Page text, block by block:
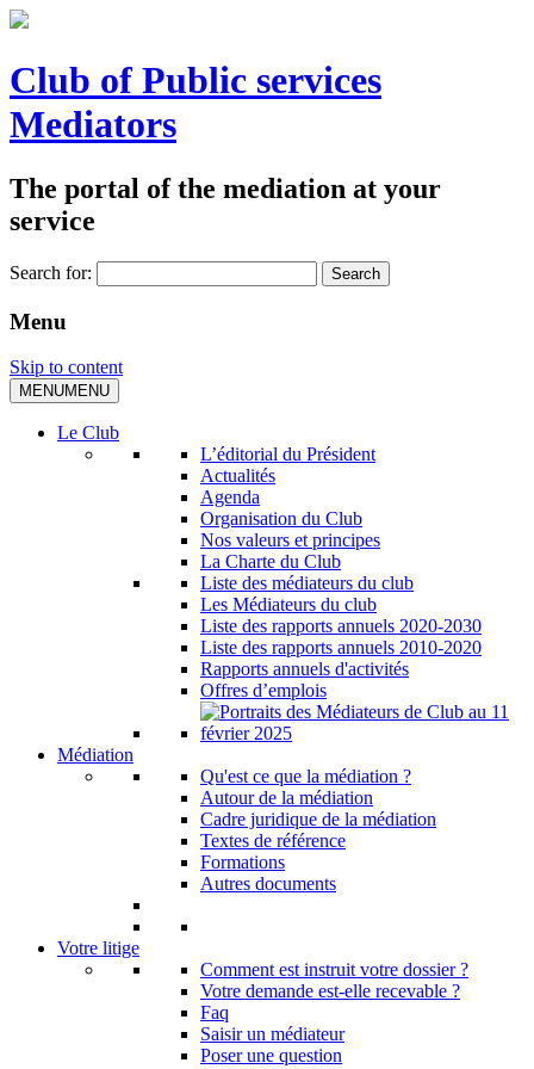
Club of Public services
Mediators
The portal of the mediation at your
service
Search for:
Menu
Skip to content
MENUMENU
Le Club
L’éditorial du Président
Actualités
Agenda
Organisation du Club
Nos valeurs et principes
La Charte du Club
Liste des médiateurs du club
Les Médiateurs du club
Liste des rapports annuels 2020-2030
Liste des rapports annuels 2010-2020
Rapports annuels d'activités
Offres d’emplois
Médiation
Qu'est ce que la médiation ?
Autour de la médiation
Cadre juridique de la médiation
Textes de référence
Formations
Autres documents
Votre litige
Comment est instruit votre dossier ?
Votre demande est-elle recevable ?
Faq
Saisir un médiateur
Poser une question